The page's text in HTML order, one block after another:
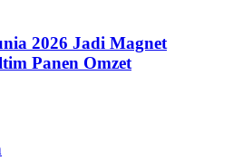
2026 Jadi Magnet
Panen Omzet